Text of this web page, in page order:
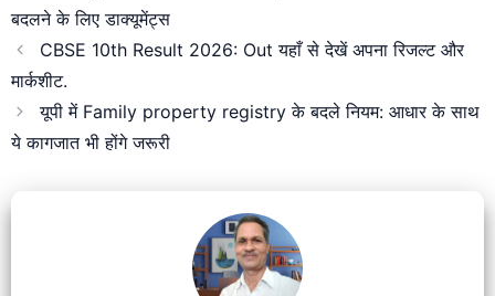
बदलने के लिए डाक्यूमेंट्स
CBSE 10th Result 2026: Out यहाँ से देखें अपना रिजल्ट और
मार्कशीट.
यूपी में Family property registry के बदले नियम: आधार के साथ
ये कागजात भी होंगे जरूरी